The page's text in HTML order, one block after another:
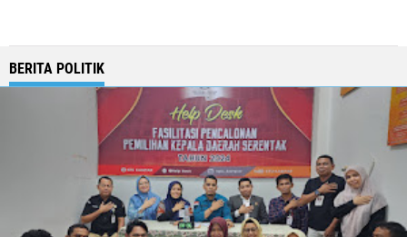
BERITA POLITIK